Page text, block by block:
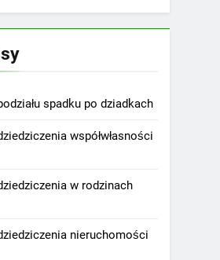
spadku po dziadkach
współwłasności
w rodzinach
nieruchomości